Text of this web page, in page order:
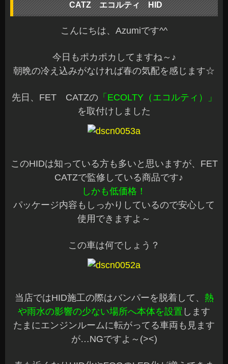
CATZ エコルティ HID
こんにちは、Azumiです^^
今日もポカポカしてますね～♪
朝晩の冷え込みがなければ春の気配を感じます☆
先日、FET CATZの「ECOLTY（エコルティ）」
を取付けしました
このHIDは知っている方も多いと思いますが、FET
CATZで監修している商品です♪
しかも低価格！
パッケージ内容もしっかりしているので安心して
使用できますよ～
この車は何でしょう？
当店ではHID施工の際はバンパーを脱着して、 熱
や雨水の影響の少ない場所へ本体を設置 します
たまにエンジンルームに転がってる車両も見ます
が…NGですよ～(><)